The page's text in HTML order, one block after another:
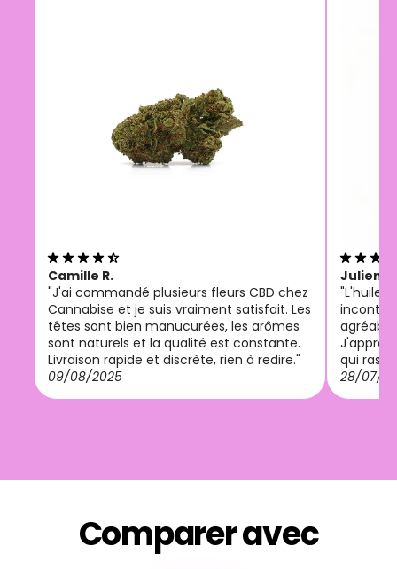
Camille R.
"J'ai commandé plusieurs fleurs CBD chez
Cannabise et je suis vraiment satisfait. Les
têtes sont bien manucurées, les arômes
sont naturels et la qualité est constante.
Livraison rapide et discrète, rien à redire."
09/08/2025
Julien
"L'huile
qui
28/07/
Comparer avec